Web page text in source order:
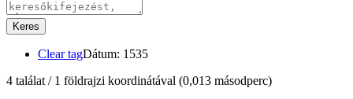
Keres
Clear tagDátum: 1535
4 találat / 1 földrajzi koordinátával (0,013 másodperc)